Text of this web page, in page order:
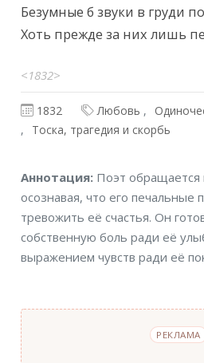
Безумные б звуки в груди
Хоть прежде за них лишь
<1832>
1832 Любовь
Тоска, трагедия и скорбь
Аннотация
Аннотация: Поэт обращается
осознавая, что его печальные
тревожить её счастья. Он
собственную боль ради её
выражением чувств ради её
РЕКЛАМА